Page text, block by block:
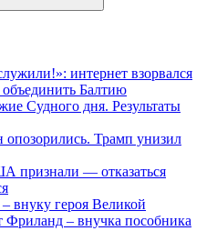
интернет взорвался
объединить Балтию
Судного дня. Результаты
Трамп унизил
признали — отказаться
внуку героя Великой
Фриланд – внучка пособника